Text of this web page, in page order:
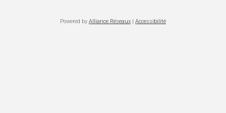
Powered by Alliance Réseaux | Accessibilité